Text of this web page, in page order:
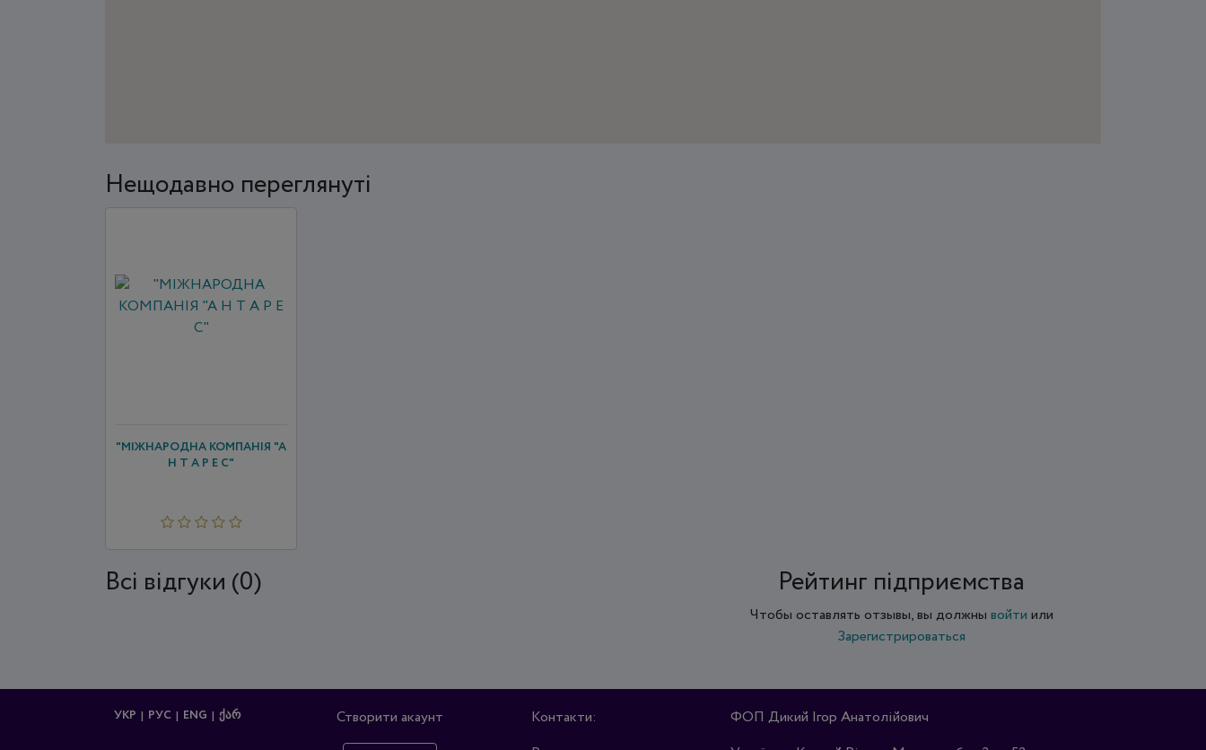
Нещодавно переглянуті
"МІЖНАРОДНА КОМПАНІЯ "А
Н Т А Р Е С"
Всi відгуки (0) Рейтинг підприємства
Чтобы оставлять отзывы, вы должны войти или
Зарегистрироваться
УКР РУС ENG ᲥᲐᲠ Створити акаунт Контакти:
ФОП Дикий Ігор Анатолійович